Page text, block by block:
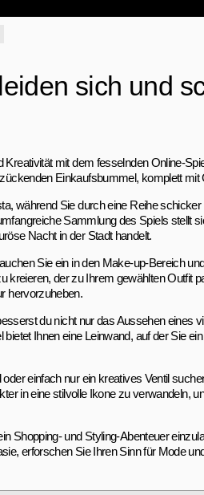
sich und
Kreativität mit dem fesselnden Online-
Einkaufsbummel, komplett
während Sie durch eine Reihe
Sammlung des Spiels stellt
Nacht in der Stadt handelt.
Sie ein in den Make-up-Bereich
kreieren, der zu Ihrem gewählten Outfit
hervorzuheben.
du nicht nur das Aussehen
Ihnen eine Leinwand, auf der Sie
einfach nur ein kreatives Ventil
in eine stilvolle Ikone zu
Shopping- und Styling-Abenteuer
erforschen Sie Ihren Sinn für Mode